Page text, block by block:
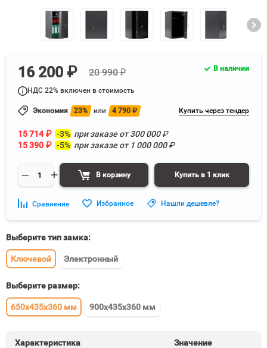
16 200 ₽ 20 990 ₽
НДС 22% включен в стоимость
Экономия 23% или 4 790 ₽ Купить через тендер
15 714₽ -3% при заказе от300 000₽
15 390 ₽ -5% при заказе от 1 000 000₽
В корзину Купить в 1 клик
В наличии
Сравнение Избранное Нашли дешевле?
Выберите тип замка:
Ключевой Электронный
Выберите размер:
650x435x360 мм 900x435x360 мм
Характеристика Значение